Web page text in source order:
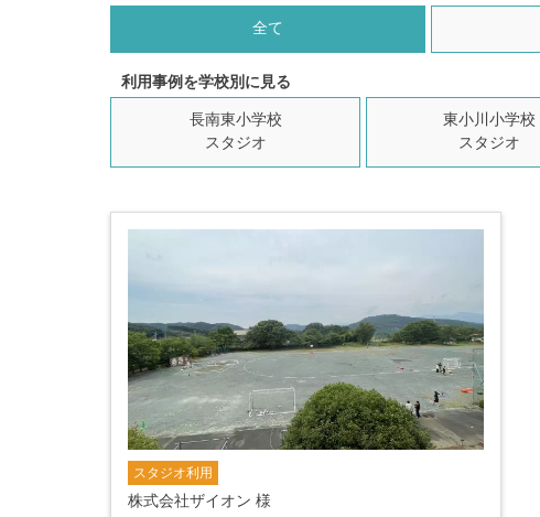
全て
利用事例を学校別に見る
長南東小学校
スタジオ
東小川小学校
スタジオ
スタジオ利用
株式会社ザイオン 様